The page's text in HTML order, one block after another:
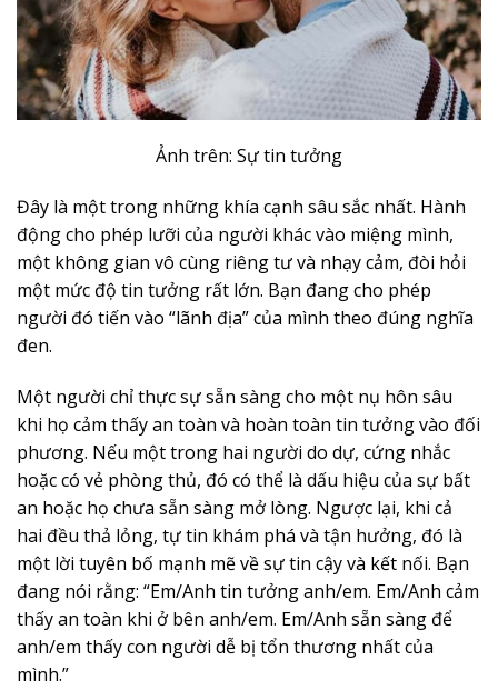
Ảnh trên: Sự tin tưởng
Đây là một trong những khía cạnh sâu sắc nhất. Hành
động cho phép lưỡi của người khác vào miệng mình,
một không gian vô cùng riêng tư và nhạy cảm, đòi hỏi
một mức độ tin tưởng rất lớn. Bạn đang cho phép
người đó tiến vào “lãnh địa” của mình theo đúng nghĩa
đen.
Một người chỉ thực sự sẵn sàng cho một nụ hôn sâu
khi họ cảm thấy an toàn và hoàn toàn tin tưởng vào đối
phương. Nếu một trong hai người do dự, cứng nhắc
hoặc có vẻ phòng thủ, đó có thể là dấu hiệu của sự bất
an hoặc họ chưa sẵn sàng mở lòng. Ngược lại, khi cả
hai đều thả lỏng, tự tin khám phá và tận hưởng, đó là
một lời tuyên bố mạnh mẽ về sự tin cậy và kết nối. Bạn
đang nói rằng: “Em/Anh tin tưởng anh/em. Em/Anh cảm
thấy an toàn khi ở bên anh/em. Em/Anh sẵn sàng để
anh/em thấy con người dễ bị tổn thương nhất của
mình.”